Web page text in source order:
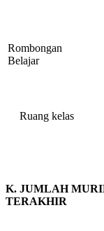
Rombongan
Belajar
Ruang kelas
K. JUMLAH
TERAKHIR